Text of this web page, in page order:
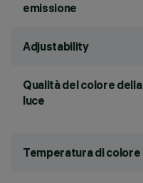
emissione
Adjustability
Qualità del colore della
luce
Temperatura di colore